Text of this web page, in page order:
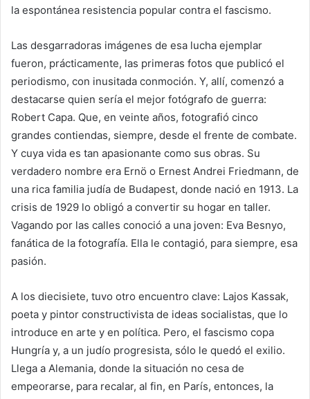
la espontánea resistencia popular contra el fascismo.
Las desgarradoras imágenes de esa lucha ejemplar
fueron, prácticamente, las primeras fotos que publicó el
periodismo, con inusitada conmoción. Y, allí, comenzó a
destacarse quien sería el mejor fotógrafo de guerra:
Robert Capa. Que, en veinte años, fotografió cinco
grandes contiendas, siempre, desde el frente de combate.
Y cuya vida es tan apasionante como sus obras. Su
verdadero nombre era Ernö o Ernest Andrei Friedmann, de
una rica familia judía de Budapest, donde nació en 1913. La
crisis de 1929 lo obligó a convertir su hogar en taller.
Vagando por las calles conoció a una joven: Eva Besnyo,
fanática de la fotografía. Ella le contagió, para siempre, esa
pasión.
A los diecisiete, tuvo otro encuentro clave: Lajos Kassak,
poeta y pintor constructivista de ideas socialistas, que lo
introduce en arte y en política. Pero, el fascismo copa
Hungría y, a un judío progresista, sólo le quedó el exilio.
Llega a Alemania, donde la situación no cesa de
empeorarse, para recalar, al fin, en París, entonces, la